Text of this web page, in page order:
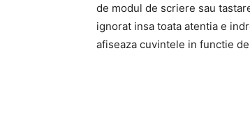
de modul de scriere sau
ignorat insa toata atentia e
afiseaza cuvintele in functie